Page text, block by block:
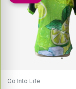
Go Into Life